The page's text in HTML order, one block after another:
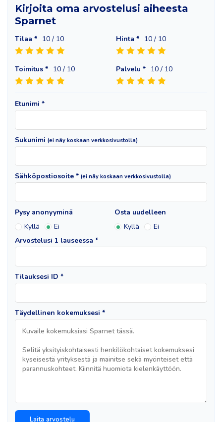
Kirjoita oma arvostelusi aiheesta
Sparnet
Tilaa * 10 / 10 Hinta * 10 / 10
Toimitus * 10 / 10 Palvelu * 10 / 10
Etunimi *
Sukunimi (ei näy koskaan verkkosivustolla)
Sähköpostiosoite * (ei näy koskaan verkkosivustolla)
Pysy anonyyminä
Kyllä
Ei
Osta uudelleen
Kyllä
Ei
Arvostelusi 1 lauseessa *
Tilauksesi ID *
Täydellinen kokemuksesi *